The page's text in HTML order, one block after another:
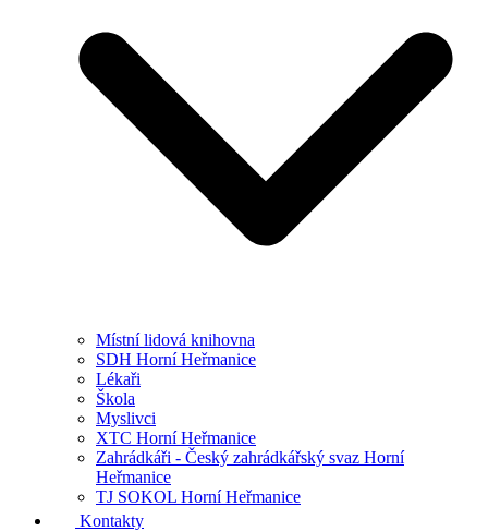
Místní lidová knihovna
SDH Horní Heřmanice
Lékaři
Škola
Myslivci
XTC Horní Heřmanice
Zahrádkáři - Český zahrádkářský svaz Horní
Heřmanice
TJ SOKOL Horní Heřmanice
Kontakty